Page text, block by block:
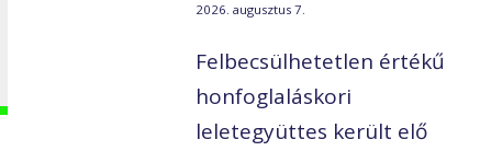
2026. augusztus 7.
Felbecsülhetetlen értékű
honfoglaláskori
leletegyüttes került elő